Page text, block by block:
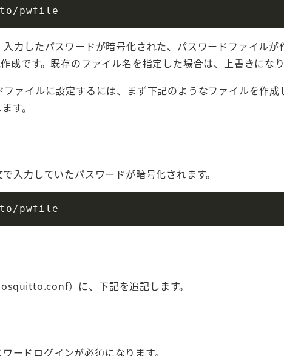
力したパスワードが暗号化された、パスワードファイルが
成です。既存のファイル名を指定した場合は、上書きになり
ァイルに設定するには、まず下記のようなファイルを作成
す。
入力していたパスワードが暗号化されます。
）に、下記を追記します。
ードログインが必須になります。